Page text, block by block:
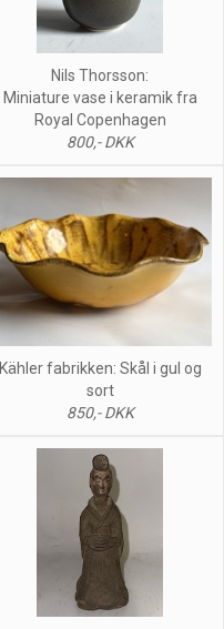
Nils Thorsson:
Miniature vase i keramik fra
Royal Copenhagen
800,- DKK
Kähler fabrikken: Skål i gul og
sort
850,- DKK